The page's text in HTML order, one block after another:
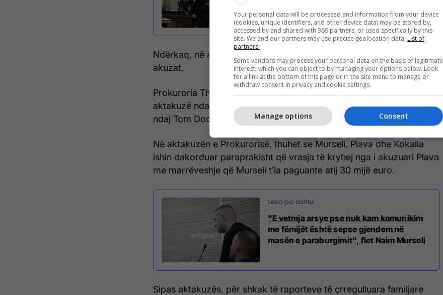
Ndërkaq, në anën tjetër mbrojtja e të akuzuarve ka kundërshtuar
akuzat.
Prokuroria Themelore në Prishtinë më 15 janar 2025 ka ngritur
aktakuzë ndaj Naim Murselit, Granit Plavës, Kushtrim Kokallës dhe
ndaj Tom Dodajt.
Në aktakuzën e Prokurorisë, thuhet se Murseli, Plava dhe Kokalla
ishin dakorduar paraprakisht që vrasja të kryhej nga i akuzuari Plava
me marrëveshje që Murseli t’ia paguante atij 30 mijë euro.
"E vetmja arsye pse nuk kam komunikim
me fëmijët është sepse gjendem në
masën e paraburgimit", flet Naim Murseli
Sipas aktakuzës, për shkak të raporteve të çrregulluara familjare
Your personal data will be processed and information from your device
(cookies, unique identifiers, and other device data) may be stored by,
accessed by and shared with 369 partners, or used specifically by this
site. We and our partners may use precise geolocation data. List of
partners.
Some vendors may process your personal data on the basis of legitimate
interest, which you can object to by managing your options below. Look
for a link at the bottom of this page or in the site menu to manage or
withdraw consent in privacy and cookie settings.
Consent
Manage options